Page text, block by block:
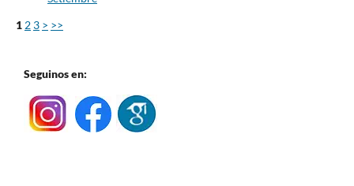
1 2 3 > >>
Seguinos en: